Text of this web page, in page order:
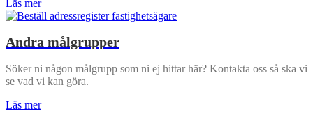
Läs mer
Andra målgrupper
Söker ni någon målgrupp som ni ej hittar här? Kontakta oss så ska vi
se vad vi kan göra.
Läs mer